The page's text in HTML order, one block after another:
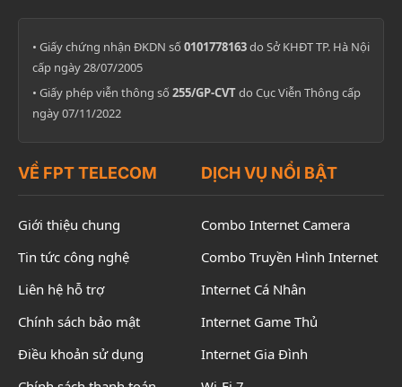
• Giấy chứng nhận ĐKDN số 0101778163do Sở KHĐT TP. Hà Nội
cấp ngày 28/07/2005
• Giấy phép viễn thông số 255/GP-CVTdo Cục Viễn Thông cấp
ngày 07/11/2022
VỀ FPT TELECOM
Giới thiệu chung
Tin tức công nghệ
Liên hệ hỗ trợ
Chính sách bảo mật
Điều khoản sử dụng
DỊCH VỤ NỔI BẬT
Combo Internet Camera
Combo Truyền Hình Internet
Internet Cá Nhân
Internet Game Thủ
Internet Gia Đình